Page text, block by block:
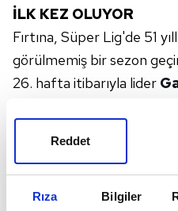
Rıza Bilgiler
Reddet
İLK KEZ OLUYOR
Fırtına, Süper Lig'de 51
görülmemiş bir sezon
26. hafta itibarıyla lider
Trabzonspor, zirvede 65
arasındaki farkı 33 puana